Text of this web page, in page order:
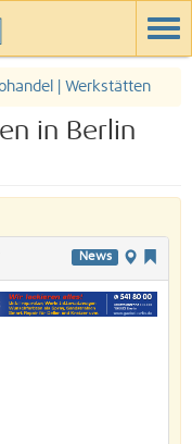
| Werkstätten
in Berlin
News